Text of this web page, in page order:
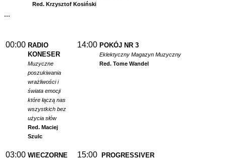
Red. Krzysztof Kosiński
...
00:00 RADIO
KONESER
Muzyczne
poszukiwania
wrażliwości i
świata emocji
które łączą nas
wszystkich bez
użycia słów
Red. Maciej
Szulc
14:00 POKÓJ NR 3
Eklektyczny Magazyn Muzyczny
Red. Tome Wandel
03:00 WIECZORNE
15:00 PROGRESSIVER